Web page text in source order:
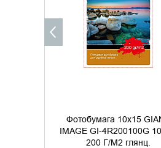
Фотобумага 10х15
IMAGE GI-4R200100G
200 Г/М2 глянц.